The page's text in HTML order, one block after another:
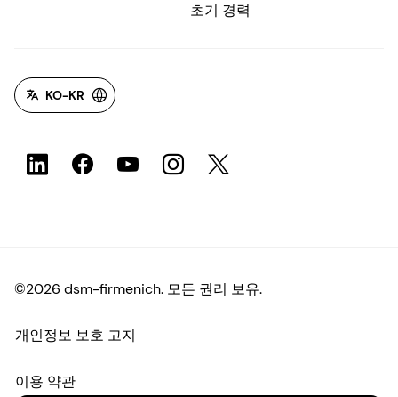
초기 경력
KO-KR
©2026 dsm-firmenich. 모든 권리 보유.
개인정보 보호 고지
이용 약관